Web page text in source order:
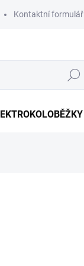
Kontaktní formulář
Hledat